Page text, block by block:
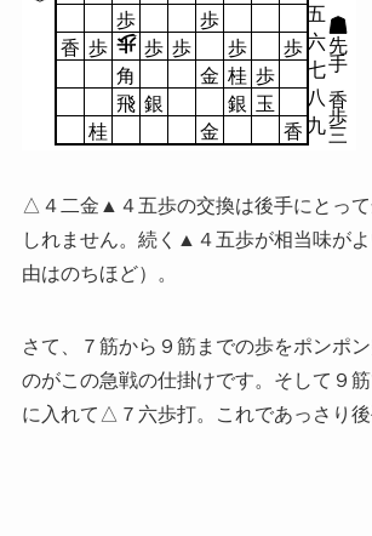
五
六
七
八
九
歩
歩
香 歩 歩 歩 歩 歩
歩
角
金 桂 歩
飛 銀 銀 玉
桂
金 香 三
歩
香
手
先
△４二金▲４五歩の交換は後手にとって
しれません。続く▲４五歩が相当味が
由はのちほど）。
さて、７筋から９筋までの歩をポンポ
のがこの急戦の仕掛けです。そして９
に入れて△７六歩打。これであっさり後